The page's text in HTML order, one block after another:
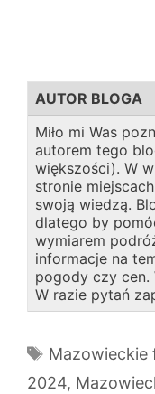
AUTOR BLOGA
Miło mi Was
autorem tego
większości). W
stronie
swoją wiedzą.
dlatego by
wymiarem
informacje na
pogody czy cen.
W razie pytań
Tagi
Mazowieckie
2024,